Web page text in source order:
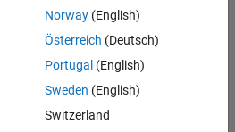
Norway(English)
Österreich (Deutsch)
Portugal (English)
Sweden (English)
Switzerland